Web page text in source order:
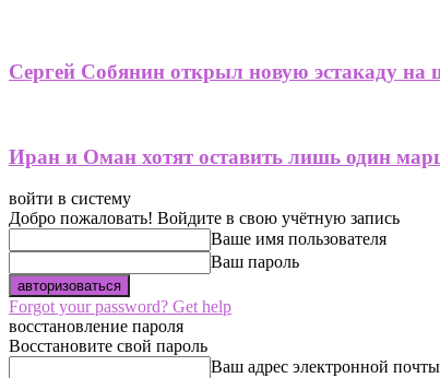
Сергей Собянин открыл новую эстакаду на
Иран и Оман хотят оставить лишь один
войти в систему
Добро пожаловать! Войдите в свою учётную запись
Ваше имя пользователя
Ваш пароль
Forgot your password? Get help
восстановление пароля
Восстановите свой пароль
Ваш адрес электронной почты